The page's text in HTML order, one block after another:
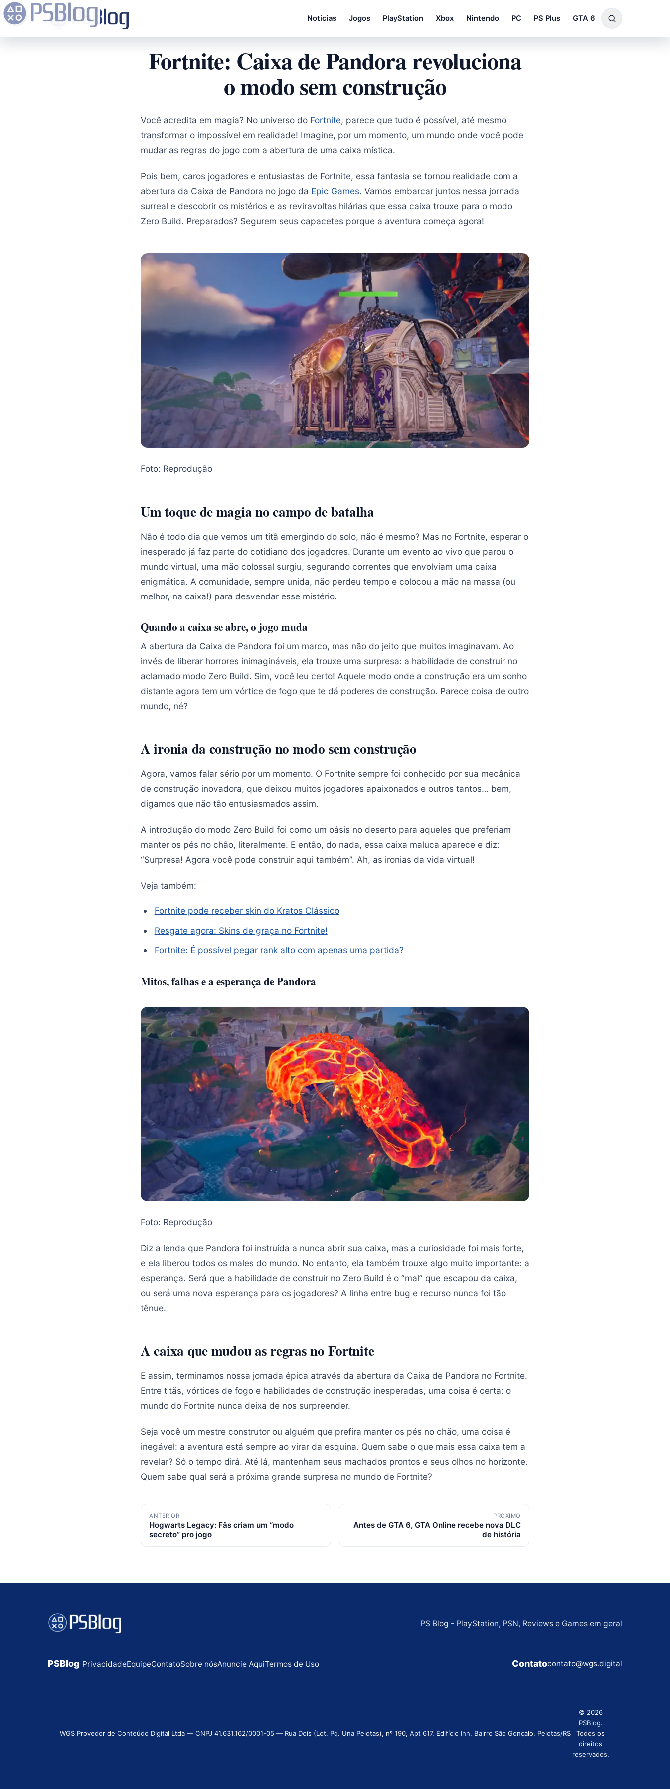
Notícias Jogos PlayStation Xbox Nintendo PC PS Plus GTA 6
Fortnite: Caixa de Pandora revoluciona
o modo sem construção
Você acredita em magia? No universo do Fortnite, parece que tudo é possível, até mesmo
transformar o impossível em realidade! Imagine, por um momento, um mundo onde você pode
mudar as regras do jogo com a abertura de uma caixa mística.
Pois bem, caros jogadores e entusiastas de Fortnite, essa fantasia se tornou realidade com a
abertura da Caixa de Pandora no jogo da Epic Games. Vamos embarcar juntos nessa jornada
surreal e descobrir os mistérios e as reviravoltas hilárias que essa caixa trouxe para o modo
Zero Build. Preparados? Segurem seus capacetes porque a aventura começa agora!
Foto: Reprodução
Um toque de magia no campo de batalha
Não é todo dia que vemos um titã emergindo do solo, não é mesmo? Mas no Fortnite, esperar o
inesperado já faz parte do cotidiano dos jogadores. Durante um evento ao vivo que parou o
mundo virtual, uma mão colossal surgiu, segurando correntes que envolviam uma caixa
enigmática. A comunidade, sempre unida, não perdeu tempo e colocou a mão na massa (ou
melhor, na caixa!) para desvendar esse mistério.
Quando a caixa se abre, o jogo muda
A abertura da Caixa de Pandora foi um marco, mas não do jeito que muitos imaginavam. Ao
invés de liberar horrores inimagináveis, ela trouxe uma surpresa: a habilidade de construir no
aclamado modo Zero Build. Sim, você leu certo! Aquele modo onde a construção era um sonho
distante agora tem um vórtice de fogo que te dá poderes de construção. Parece coisa de outro
mundo, né?
A ironia da construção no modo sem construção
Agora, vamos falar sério por um momento. O Fortnite sempre foi conhecido por sua mecânica
de construção inovadora, que deixou muitos jogadores apaixonados e outros tantos… bem,
digamos que não tão entusiasmados assim.
A introdução do modo Zero Build foi como um oásis no deserto para aqueles que preferiam
manter os pés no chão, literalmente. E então, do nada, essa caixa maluca aparece e diz:
“Surpresa! Agora você pode construir aqui também”. Ah, as ironias da vida virtual!
Veja também:
Fortnite pode receber skin do Kratos Clássico
Resgate agora: Skins de graça no Fortnite!
Fortnite: ​​É possível pegar rank alto com apenas uma partida?
Mitos, falhas e a esperança de Pandora
Foto: Reprodução
Diz a lenda que Pandora foi instruída a nunca abrir sua caixa, mas a curiosidade foi mais forte,
e ela liberou todos os males do mundo. No entanto, ela também trouxe algo muito importante: a
esperança. Será que a habilidade de construir no Zero Build é o “mal” que escapou da caixa,
ou será uma nova esperança para os jogadores? A linha entre bug e recurso nunca foi tão
tênue.
A caixa que mudou as regras no Fortnite
E assim, terminamos nossa jornada épica através da abertura da Caixa de Pandora no Fortnite.
Entre titãs, vórtices de fogo e habilidades de construção inesperadas, uma coisa é certa: o
mundo do Fortnite nunca deixa de nos surpreender.
Seja você um mestre construtor ou alguém que prefira manter os pés no chão, uma coisa é
inegável: a aventura está sempre ao virar da esquina. Quem sabe o que mais essa caixa tem a
revelar? Só o tempo dirá. Até lá, mantenham seus machados prontos e seus olhos no horizonte.
Quem sabe qual será a próxima grande surpresa no mundo de Fortnite?
Navegação
de
posts
ANTERIOR
Hogwarts Legacy: Fãs criam um “modo
secreto” pro jogo
PRÓXIMO
Antes de GTA 6, GTA Online recebe nova DLC
de história
PS Blog - PlayStation, PSN, Reviews e Games em geral
PSBlog PrivacidadeEquipeContatoSobre nósAnuncie AquiTermos de Uso Contatocontato@wgs.digital
WGS Provedor de Conteúdo Digital Ltda — CNPJ 41.631.162/0001-05 — Rua Dois (Lot. Pq. Una Pelotas), nº 190, Apt 617, Edifício Inn, Bairro São Gonçalo, Pelotas/RS
© 2026
PSBlog.
Todos os
direitos
reservados.